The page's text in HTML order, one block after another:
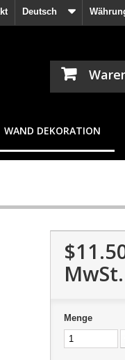
Deutsch
WAND DEKORATION
MwSt.
Menge